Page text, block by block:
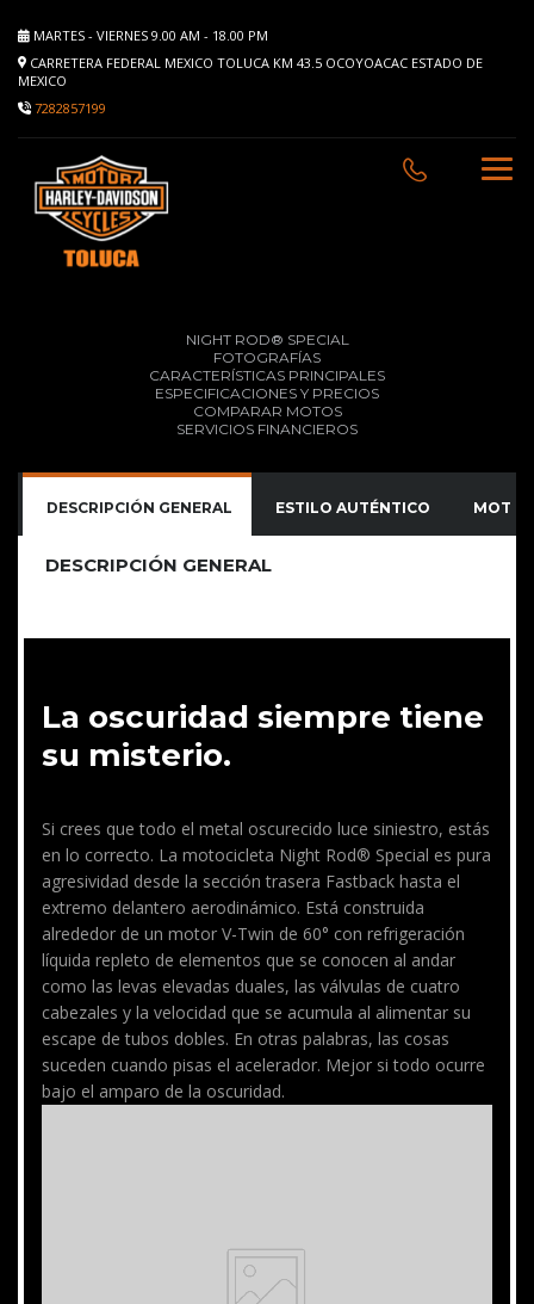
MARTES - VIERNES 9.00 AM - 18.00 PM
CARRETERA FEDERAL MEXICO TOLUCA KM 43.5 OCOYOACAC ESTADO DE
MEXICO
7282857199
NIGHT ROD® SPECIAL
FOTOGRAFÍAS
CARACTERÍSTICAS PRINCIPALES
ESPECIFICACIONES Y PRECIOS
COMPARAR MOTOS
SERVICIOS FINANCIEROS
DESCRIPCIÓN GENERAL ESTILO AUTÉNTICO
DESCRIPCIÓN GENERAL
La oscuridad siempre tiene
su misterio.
Si crees que todo el metal oscurecido luce siniestro, estás
en lo correcto. La motocicleta Night Rod® Special es pura
agresividad desde la sección trasera Fastback hasta el
extremo delantero aerodinámico. Está construida
alrededor de un motor V-Twin de 60° con refrigeración
líquida repleto de elementos que se conocen al andar
como las levas elevadas duales, las válvulas de cuatro
cabezales y la velocidad que se acumula al alimentar su
escape de tubos dobles. En otras palabras, las cosas
suceden cuando pisas el acelerador. Mejor si todo ocurre
bajo el amparo de la oscuridad.